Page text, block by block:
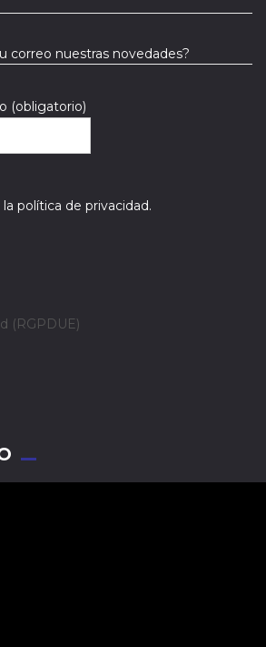
correo nuestras novedades?
(obligatorio)
política de privacidad.
(RGPDUE)